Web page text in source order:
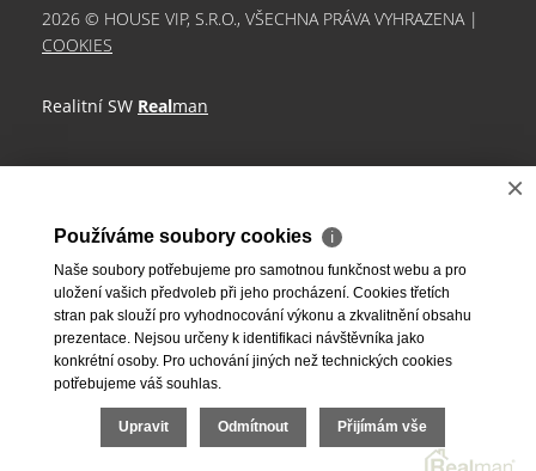
2026 © HOUSE VIP, S.R.O., VŠECHNA PRÁVA VYHRAZENA |
COOKIES
Realitní SW Realman
×
Používáme soubory cookies ℹ
Naše soubory potřebujeme pro samotnou funkčnost webu a pro
uložení vašich předvoleb při jeho procházení. Cookies třetích
stran pak slouží pro vyhodnocování výkonu a zkvalitnění obsahu
prezentace. Nejsou určeny k identifikaci návštěvníka jako
konkrétní osoby. Pro uchování jiných než technických cookies
potřebujeme váš souhlas.
Upravit Odmítnout Přijímám vše